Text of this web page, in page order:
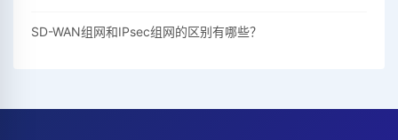
SD-WAN组网和IPsec组网的区别有哪些？